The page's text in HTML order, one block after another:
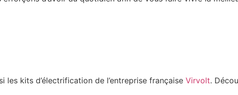
kits d’électrification de l’entreprise française Virvolt.